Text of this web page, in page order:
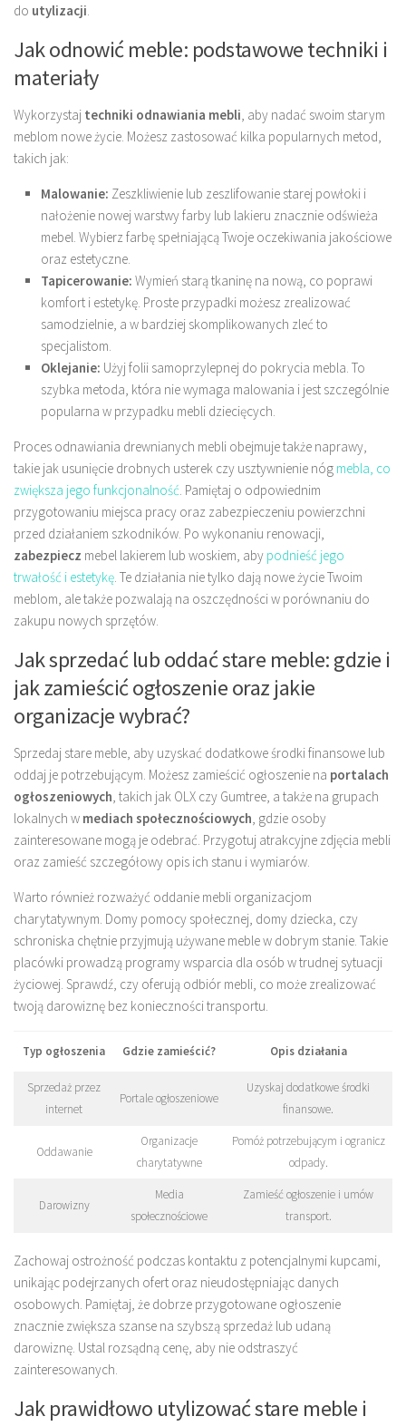
do utylizacji
Jak odnowić meble: podstawowe techniki i
materiały
Wykorzystaj techniki odnawiania mebli , aby nadać swoim starym
meblom nowe życie. Możesz zastosować kilka popularnych metod,
takich jak:
Malowanie: Zeszkliwienie lub zeszlifowanie starej powłoki i
nałożenie nowej warstwy farby lub lakieru znacznie odświeża
mebel. Wybierz farbę spełniającą Twoje oczekiwania jakościowe
oraz estetyczne.
Tapicerowanie: Wymień starą tkaninę na nową, co poprawi
komfort i estetykę. Proste przypadki możesz zrealizować
samodzielnie, a w bardziej skomplikowanych zleć to
specjalistom.
Oklejanie: Użyj folii samoprzylepnej do pokrycia mebla. To
szybka metoda, która nie wymaga malowania i jest szczególnie
popularna w przypadku mebli dziecięcych.
Proces odnawiania drewnianych mebli obejmuje także naprawy,
takie jak usunięcie drobnych usterek czy usztywnienie nóg mebla, co
zwiększa jego funkcjonalność . Pamiętaj o odpowiednim
przygotowaniu miejsca pracy oraz zabezpieczeniu powierzchni
przed działaniem szkodników. Po wykonaniu renowacji,
zabezpiecz mebel lakierem lub woskiem, aby podnieść jego
trwałość i estetykę . Te działania nie tylko dają nowe życie Twoim
meblom, ale także pozwalają na oszczędności w porównaniu do
zakupu nowych sprzętów.
Jak sprzedać lub oddać stare meble: gdzie i
jak zamieścić ogłoszenie oraz jakie
organizacje wybrać?
Sprzedaj stare meble, aby uzyskać dodatkowe środki finansowe lub
oddaj je potrzebującym. Możesz zamieścić ogłoszenie na portalach
ogłoszeniowych , takich jak OLX czy Gumtree, a także na grupach
lokalnych w mediach społecznościowych , gdzie osoby
zainteresowane mogą je odebrać. Przygotuj atrakcyjne zdjęcia mebli
oraz zamieść szczegółowy opis ich stanu i wymiarów.
Warto również rozważyć oddanie mebli organizacjom
charytatywnym. Domy pomocy społecznej, domy dziecka, czy
schroniska chętnie przyjmują używane meble w dobrym stanie. Takie
placówki prowadzą programy wsparcia dla osób w trudnej sytuacji
życiowej. Sprawdź, czy oferują odbiór mebli, co może zrealizować
twoją darowiznę bez konieczności transportu.
Typ ogłoszenia Gdzie zamieścić? Opis działania
Sprzedaż przez
internet
Portale ogłoszeniowe
Uzyskaj dodatkowe środki
finansowe.
Oddawanie
Organizacje
charytatywne
Pomóż potrzebującym i ogranicz
odpady.
Darowizny
Media
społecznościowe
Zamieść ogłoszenie i umów
transport.
Zachowaj ostrożność podczas kontaktu z potencjalnymi kupcami,
unikając podejrzanych ofert oraz nieudostępniając danych
osobowych. Pamiętaj, że dobrze przygotowane ogłoszenie
znacznie zwiększa szanse na szybszą sprzedaż lub udaną
darowiznę. Ustal rozsądną cenę, aby nie odstraszyć
zainteresowanych.
Jak prawidłowo utylizować stare meble i